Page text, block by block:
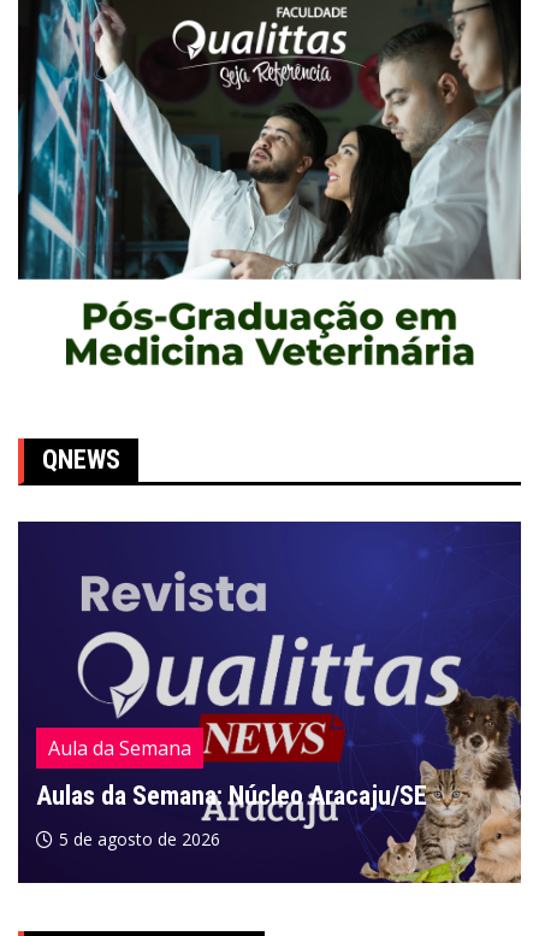
QNEWS
Aula da Semana
Aulas da Semana: Núcleo Aracaju/SE
5 de agosto de 2026